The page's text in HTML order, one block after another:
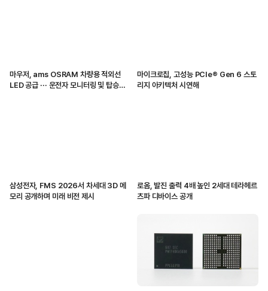
마우저, ams OSRAM 차량용 적외선
LED 공급 ··· 운전자 모니터링 및 탑승자
마이크로칩, 고성능 PCIe® Gen 6 스토
리지 아키텍처 시연해
삼성전자, FMS 2026서 차세대 3D 메
모리 공개하며 미래 비전 제시
로옴, 발진 출력 4배 높인 2세대 테라헤르
츠파 디바이스 공개